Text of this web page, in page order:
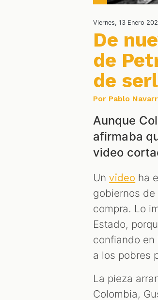
Viernes, 13 Enero
De
de
de
Por Pablo
Aunque
afirmaba
video
Unvideo ha
gobiernos
compra. Lo
Estado,
confiando en
a los pobres
La pieza
Colombia,